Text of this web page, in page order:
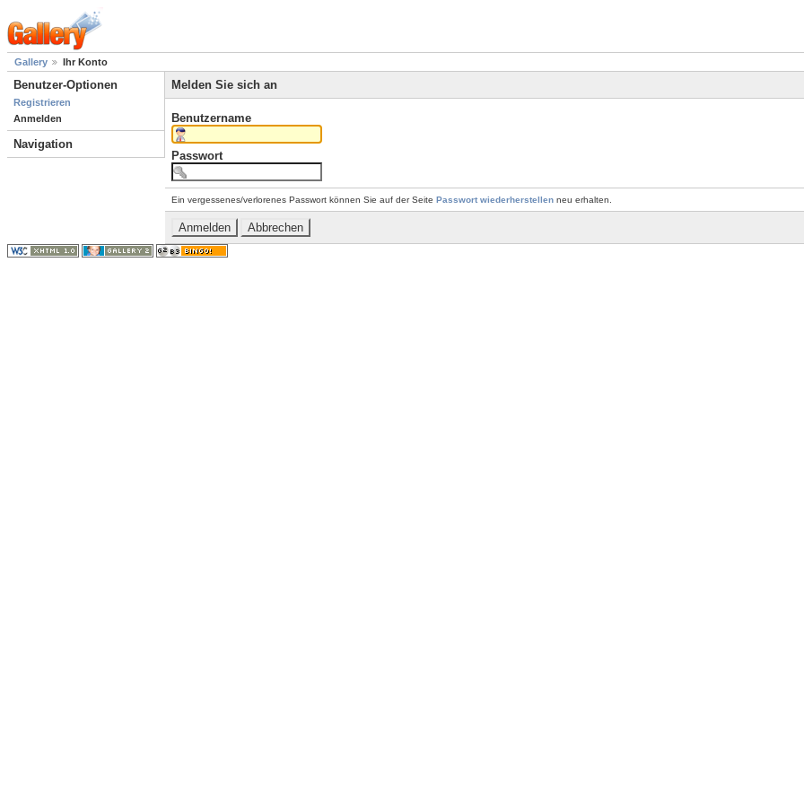
Gallery Ihr Konto
Benutzer-Optionen
Registrieren
Anmelden
Navigation
Melden Sie sich an
Benutzername
Passwort
Ein vergessenes/verlorenes Passwort können Sie auf der Seite Passwort wiederherstellen neu erhalten.